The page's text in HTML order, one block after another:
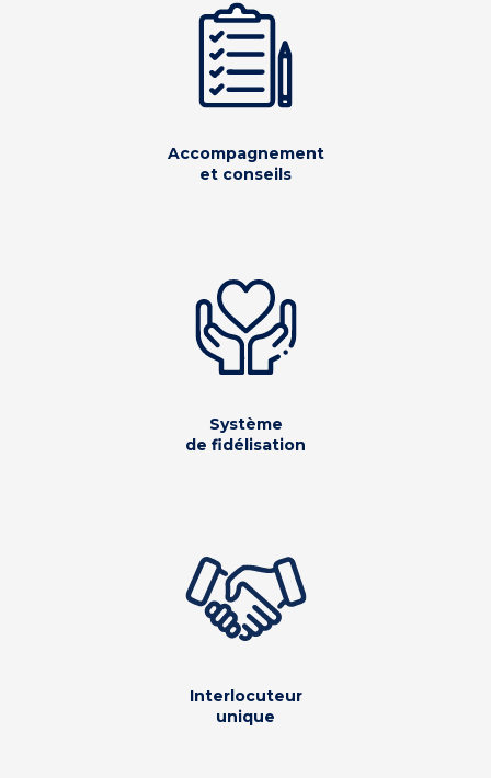
Accompagnement
et conseils
Système
de fidélisation
Interlocuteur
unique